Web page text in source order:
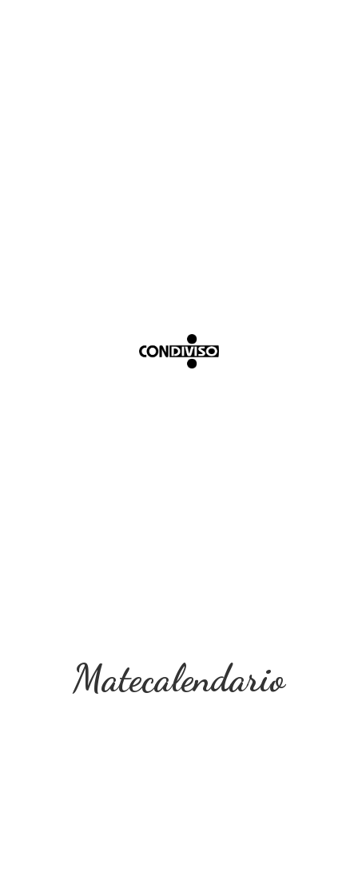
Matecalendario